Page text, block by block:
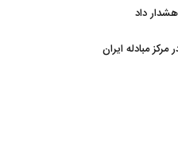
داد
مبادله ایران